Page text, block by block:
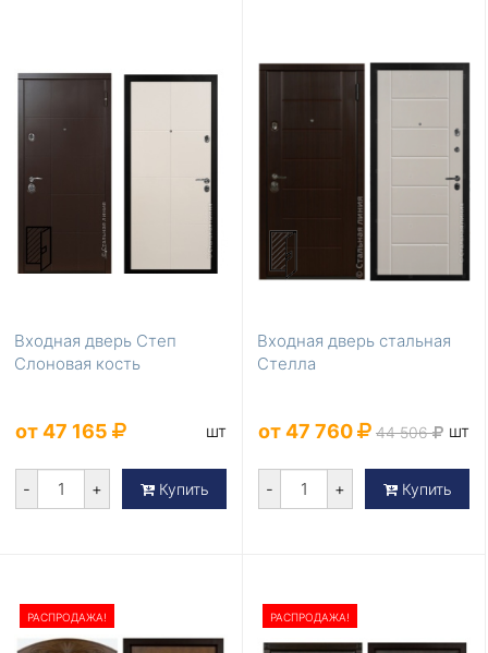
Входная дверь Степ
Слоновая кость
от 47 165 шт
- + Купить
Входная дверь стальная
Стелла
от 47 760 44 506 шт
- + Купить
РАСПРОДАЖА! РАСПРОДАЖА!